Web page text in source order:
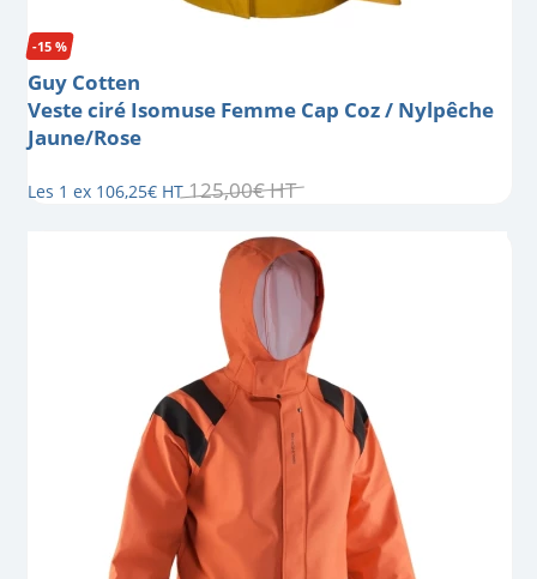
-15 %
Guy Cotten
Veste ciré Isomuse Femme Cap Coz / Nylpêche
Jaune/Rose
Les 1 ex 106,25€ HT 125,00€HT